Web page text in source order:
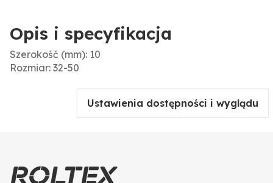
Opis i specyfikacja
Szerokość (mm): 10
Rozmiar: 32-50
Ustawienia dostępności i wyglądu